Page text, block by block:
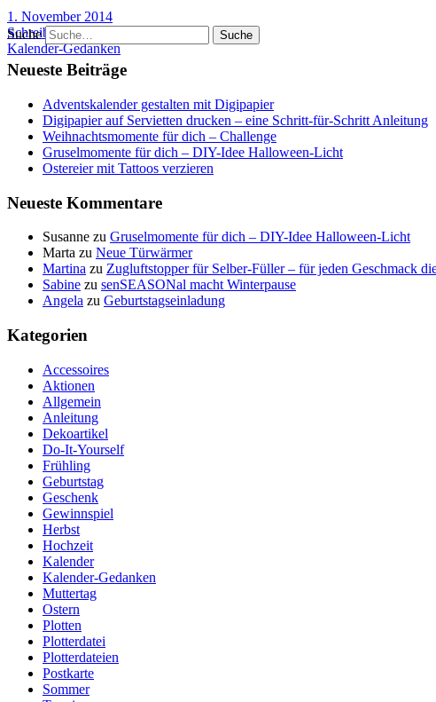
1. November 2014
Schreibe einen Kommentar
Kalender-Gedanken
Suche
Neueste Beiträge
Adventskalender gestalten mit Digipapier
Digipapier auf Servietten drucken – eine Schritt-für-Schritt Anleitung
Weihnachtsmomente für dich – Challenge
Gruselmomente für dich – DIY-Idee Halloween-Licht
Ostereier mit Tattoos verzieren
Neueste Kommentare
Susanne zu Gruselmomente für dich – DIY-Idee Halloween-Licht
Marta zu Neue Türwärmer
Martina zu Zugluftstopper für Selber-Füller – für jeden Geschmack
Sabine zu senSEASONal macht Winterpause
Angela zu Geburtstagseinladung
Kategorien
Accessoires
Aktionen
Allgemein
Anleitung
Dekoartikel
Do-It-Yourself
Frühling
Geburtstag
Geschenk
Gewinnspiel
Herbst
Hochzeit
Kalender
Kalender-Gedanken
Muttertag
Ostern
Plotten
Plotterdatei
Plotterdateien
Postkarte
Sommer